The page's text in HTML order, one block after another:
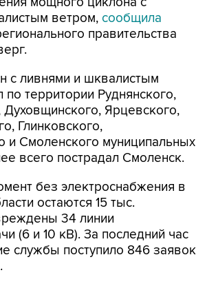
ветром, сообщила
правительства
с ливнями и шквалистым
территории Руднянского,
Ярцевского,
Глинковского,
и Смоленского муниципальных
всего пострадал Смоленск.
без электроснабжения в
остаются 15 тыс.
34 линии
(6 и 10 кВ). За последний час
службы поступило 846 заявок